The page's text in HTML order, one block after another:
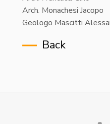
Arch. Monachesi Jacopo
Geologo Mascitti
Back